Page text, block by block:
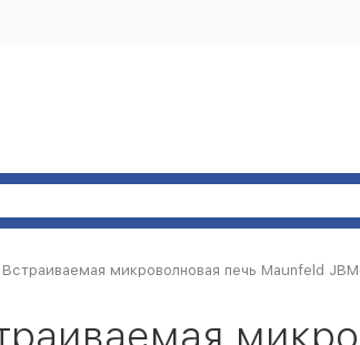
Встраиваемая микроволновая печь Maunfeld